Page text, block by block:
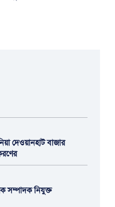
দেওয়ানহাট বাজার
সম্পাদক নিযুক্ত